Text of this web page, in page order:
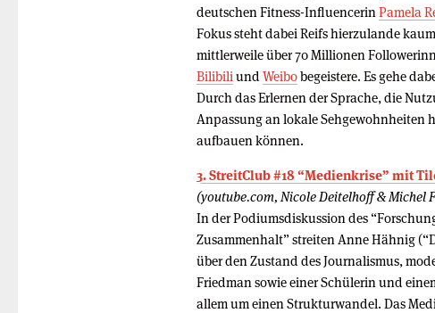
deutschen Fitness-Influencerin Pamela
Fokus steht dabei Reifs hierzulande
mittlerweile über 70 Millionen
Bilibili und Weibobegeistere. Es gehe
Durch das Erlernen der Sprache, die
Anpassung an lokale Sehgewohnheiten
aufbauen können.
3. StreitClub #18 “Medienkrise” mit
(youtube.com, Nicole Deitelhoff & Michel
In der Podiumsdiskussion des
Zusammenhalt” streiten Anne Hähnig
über den Zustand des Journalismus,
Friedman sowie einer Schülerin und
allem um einen Strukturwandel. Das